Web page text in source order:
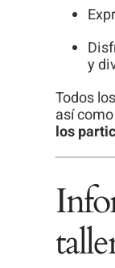
y
Todos los
así
los